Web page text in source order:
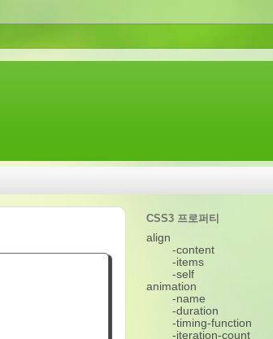
CSS3 프로퍼티
align
-content
-items
-self
animation
-name
-duration
-timing-function
-iteration-count